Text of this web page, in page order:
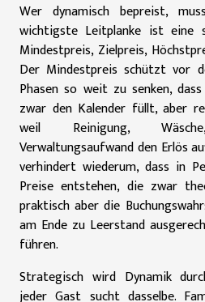
Wer dynamisch bepreist,
wichtigste Leitplanke ist eine
Mindestpreis, Zielpreis,
Der Mindestpreis schützt vor
Phasen so weit zu senken,
zwar den Kalender füllt, aber
weil Reinigung,
Verwaltungsaufwand den Erlös
verhindert wiederum, dass in
Preise entstehen, die zwar
praktisch aber die
am Ende zu Leerstand
führen.
Strategisch wird Dynamik
jeder Gast sucht dasselbe.